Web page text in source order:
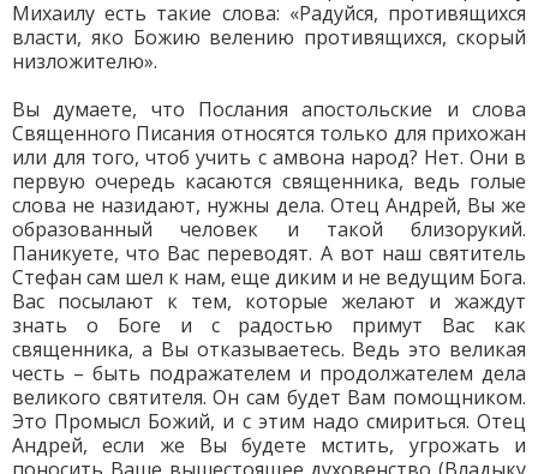
Михаилу есть такие слова: «Радуйся, противящихся
власти, яко Божию велению противящихся, скорый
низложителю».
Вы думаете, что Послания апостольские и слова
Священного Писания относятся только для прихожан
или для того, чтоб учить с амвона народ? Нет. Они в
первую очередь касаются священника, ведь голые
слова не назидают, нужны дела. Отец Андрей, Вы же
образованный человек и такой близорукий.
Паникуете, что Вас переводят. А вот наш святитель
Стефан сам шел к нам, еще диким и не ведущим Бога.
Вас посылают к тем, которые желают и жаждут
знать о Боге и с радостью примут Вас как
священника, а Вы отказываетесь. Ведь это великая
честь – быть подражателем и продолжателем дела
великого святителя. Он сам будет Вам помощником.
Это Промысл Божий, и с этим надо смириться. Отец
Андрей, если же Вы будете мстить, угрожать и